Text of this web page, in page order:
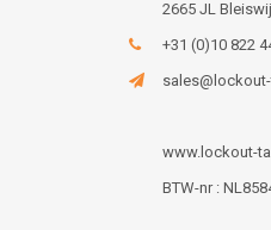
2665 JL
+31 (0)10 822
www.lockout-
BTW-nr :